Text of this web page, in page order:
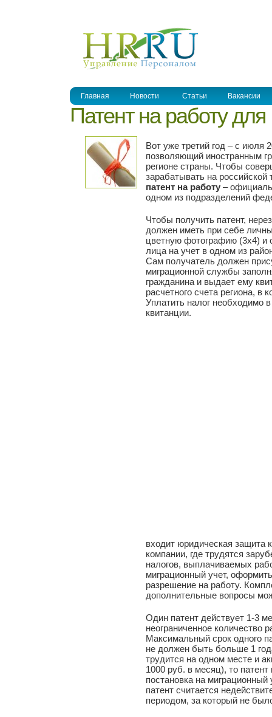
Главная Новости Статьи Вакансии
Патент на работу
Вот уже третий год – с июля
позволяющий иностранным
регионе страны. Чтобы
зарабатывать на
патент на работу –
одном из подразделений
Чтобы получить патент,
должен иметь при себе
цветную фотографию (3х4) и
лица на учет в одном из
Сам получатель должен
миграционной службы
гражданина и выдает ему
расчетного счета региона, в
Уплатить налог необходимо
квитанции.
входит юридическая защита
компании, где трудятся
налогов, выплачиваемых
миграционный учет,
разрешение на работу.
дополнительные вопросы
Один патент действует 1-3
неограниченное количество
Максимальный срок одного
не должен быть больше 1
трудится на одном месте и
1000 руб. в месяц), то
постановка на
патент считается
периодом, за который не